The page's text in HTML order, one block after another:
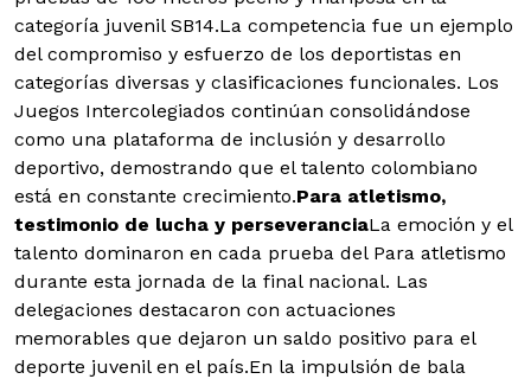
categoría juvenil SB14.La competencia fue un ejemplo
del compromiso y esfuerzo de los deportistas en
categorías diversas y clasificaciones funcionales. Los
Juegos Intercolegiados continúan consolidándose
como una plataforma de inclusión y desarrollo
deportivo, demostrando que el talento colombiano
está en constante crecimiento.Para atletismo,
testimonio de lucha y perseveranciaLa emoción y el
talento dominaron en cada prueba del Para atletismo
durante esta jornada de la final nacional. Las
delegaciones destacaron con actuaciones
memorables que dejaron un saldo positivo para el
deporte juvenil en el país.En la impulsión de bala